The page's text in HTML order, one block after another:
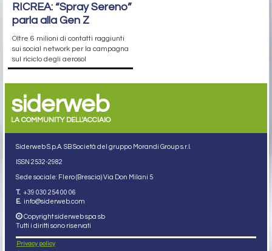
RICREA: “Spray Sereno”
parla alla Gen Z
Oltre 6 milioni di contatti raggiunti
sui social network per la campagna
sul riciclo degli aerosol
siderweb
LA COMMUNITY DELL'ACCIAIO
Siderweb S.p.A. SB Società del gruppo Morandi Group s.r.l.
ISSN 2532-2982
Sede sociale: Flero (Brescia) Via Don Milani 5
T. +39 030 254 00 06
E. info@siderweb.com
Copyright siderweb spa sb
Tutti i diritti sono riservati
Privacy policy